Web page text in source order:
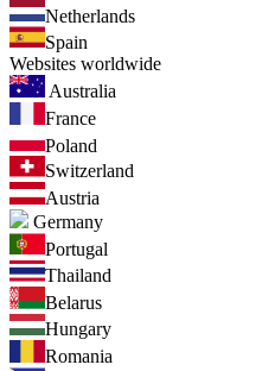
Netherlands
Spain
Websites worldwide
Australia
France
Poland
Switzerland
Austria
Germany
Portugal
Thailand
Belarus
Hungary
Romania